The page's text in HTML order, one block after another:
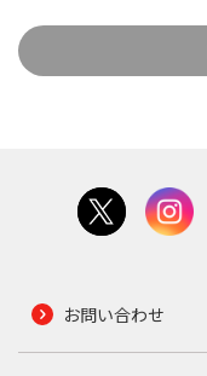
お問い合わせ